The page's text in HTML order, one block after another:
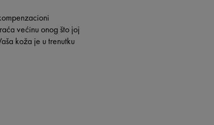
većinu onog što joj
koža je u trenutku